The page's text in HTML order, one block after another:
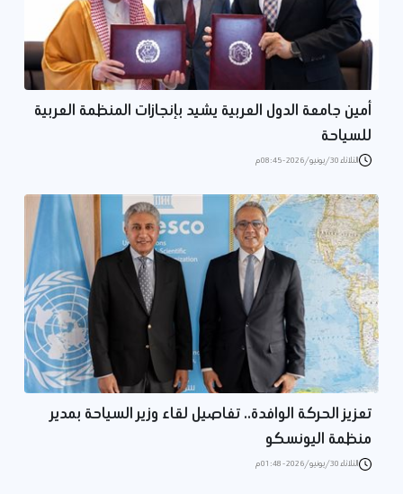
أمين جامعة الدول العربية يشيد بإنجازات المنظمة العربية
للسياحة
الثلاثاء 30/يونيو/2026 - 08:45 م
تعزيز الحركة الوافدة.. تفاصيل لقاء وزير السياحة بمدير
منظمة اليونسكو
الثلاثاء 30/يونيو/2026 - 01:48 م